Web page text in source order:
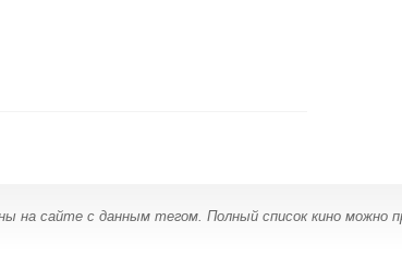
на сайте с данным тегом. Полный список кино можно